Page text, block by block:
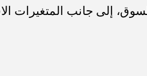
إلى جانب المتغيرات